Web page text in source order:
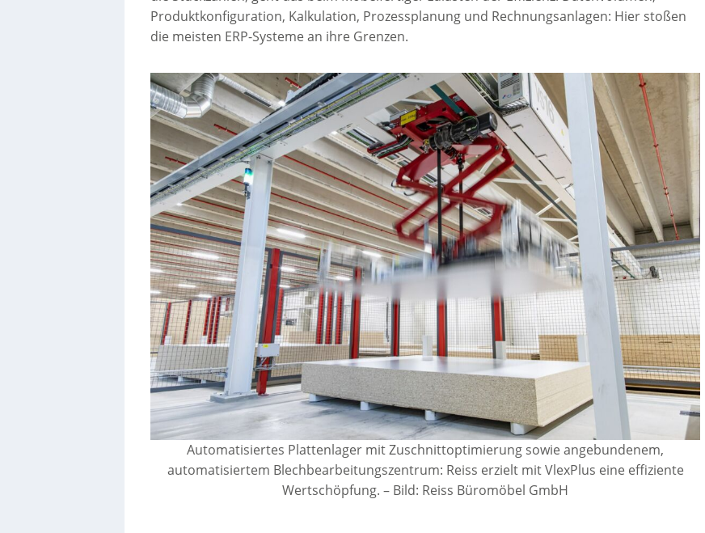
Produktkonfiguration, Kalkulation, Prozessplanung und Rechnungsanlagen: Hier stoßen
die meisten ERP-Systeme an ihre Grenzen.
Automatisiertes Plattenlager mit Zuschnittoptimierung sowie angebundenem,
automatisiertem Blechbearbeitungszentrum: Reiss erzielt mit VlexPlus eine effiziente
Wertschöpfung. – Bild: Reiss Büromöbel GmbH